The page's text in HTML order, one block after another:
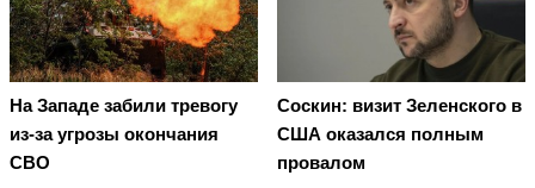
На Западе забили тревогу
из-за угрозы окончания
СВО
Соскин: визит Зеленского в
США оказался полным
провалом